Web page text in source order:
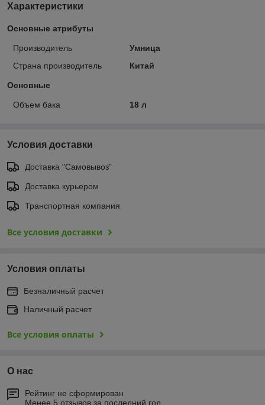
Характеристики
Основные атрибуты
Производитель
Умница
Страна производитель
Китай
Основные
Объем бака 18 л
Условия доставки
Доставка "Самовывоз"
Доставка курьером
Транспортная компания
Все условия доставки
Условия оплаты
Безналичный расчет
Наличный расчет
Все условия оплаты
О нас
Рейтинг не сформирован
Менее 5 отзывов за последний год